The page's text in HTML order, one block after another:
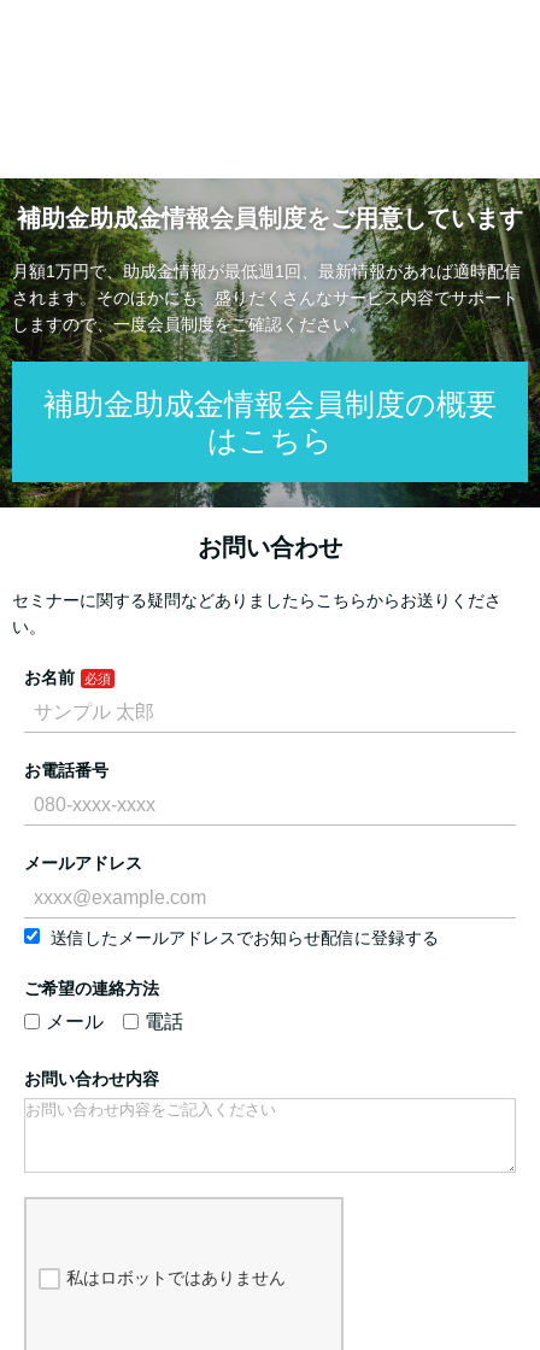
補助金助成金情報会員制度をご用意しています
月額1万円で、助成金情報が最低週1回、最新情報があれば適時配信
されます。そのほかにも、盛りだくさんなサービス内容でサポート
しますので、一度会員制度をご確認ください。
補助金助成金情報会員制度の概要
はこちら
お問い合わせ
セミナーに関する疑問などありましたらこちらからお送りくださ
い。
お名前
お電話番号
メールアドレス
送信したメールアドレスでお知らせ配信に登録する
ご希望の連絡方法
メール 電話
お問い合わせ内容
私はロボットではありません